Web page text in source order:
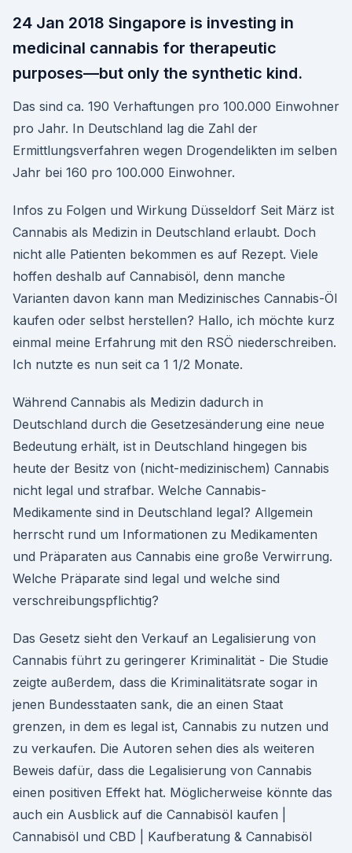
24 Jan 2018 Singapore is investing in
medicinal cannabis for therapeutic
purposes—but only the synthetic kind.
Das sind ca. 190 Verhaftungen pro 100.000 Einwohner
pro Jahr. In Deutschland lag die Zahl der
Ermittlungsverfahren wegen Drogendelikten im selben
Jahr bei 160 pro 100.000 Einwohner.
Infos zu Folgen und Wirkung Düsseldorf Seit März ist
Cannabis als Medizin in Deutschland erlaubt. Doch
nicht alle Patienten bekommen es auf Rezept. Viele
hoffen deshalb auf Cannabisöl, denn manche
Varianten davon kann man Medizinisches Cannabis-Öl
kaufen oder selbst herstellen? Hallo, ich möchte kurz
einmal meine Erfahrung mit den RSÖ niederschreiben.
Ich nutzte es nun seit ca 1 1/2 Monate.
Während Cannabis als Medizin dadurch in
Deutschland durch die Gesetzesänderung eine neue
Bedeutung erhält, ist in Deutschland hingegen bis
heute der Besitz von (nicht-medizinischem) Cannabis
nicht legal und strafbar. Welche Cannabis-
Medikamente sind in Deutschland legal? Allgemein
herrscht rund um Informationen zu Medikamenten
und Präparaten aus Cannabis eine große Verwirrung.
Welche Präparate sind legal und welche sind
verschreibungspflichtig?
Das Gesetz sieht den Verkauf an Legalisierung von
Cannabis führt zu geringerer Kriminalität - Die Studie
zeigte außerdem, dass die Kriminalitätsrate sogar in
jenen Bundesstaaten sank, die an einen Staat
grenzen, in dem es legal ist, Cannabis zu nutzen und
zu verkaufen. Die Autoren sehen dies als weiteren
Beweis dafür, dass die Legalisierung von Cannabis
einen positiven Effekt hat. Möglicherweise könnte das
auch ein Ausblick auf die Cannabisöl kaufen |
Cannabisöl und CBD | Kaufberatung & Cannabisöl